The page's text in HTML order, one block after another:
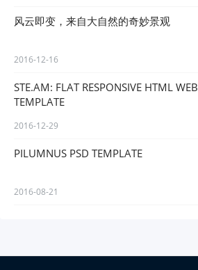
风云即变，来自大自然的奇妙景观
2016-12-16
STE.AM: FLAT RESPONSIVE HTML WEB
TEMPLATE
2016-12-29
PILUMNUS PSD TEMPLATE
2016-08-21